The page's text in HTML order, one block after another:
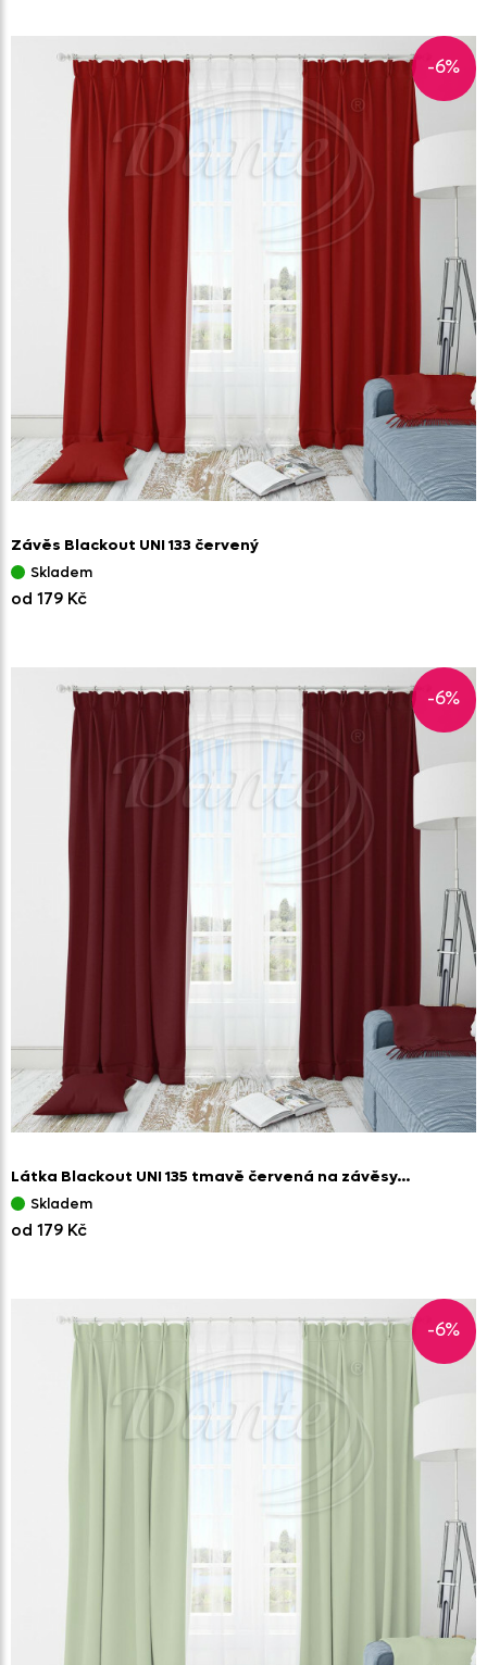
-6%
Závěs Blackout UNI 133 červený
Skladem
od 179 Kč
-6%
Látka Blackout UNI 135 tmavě červená na závěsy…
Skladem
od 179 Kč
-6%